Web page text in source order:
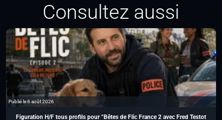
Consultez aussi
Publié le 6 août 2026
Figuration H/F tous profils pour “Bêtes de Flic France 2 avec Fred Testot